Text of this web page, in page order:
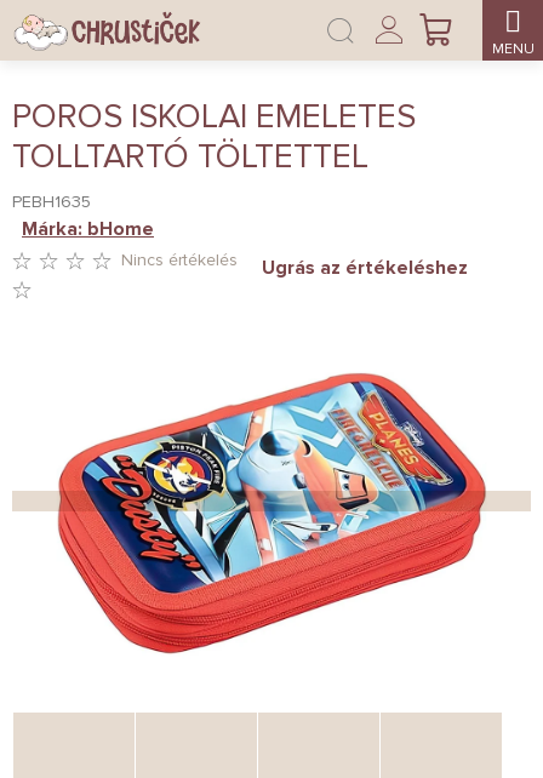
Ugrás
fő
KOSÁR
Bejelentkezés
POROS ISKOLAI EMELETES
TOLLTARTÓ TÖLTETTEL
PEBH1635
CSILLAG.
Nincs értékelés Ugrás az értékeléshez
Márka: bHome